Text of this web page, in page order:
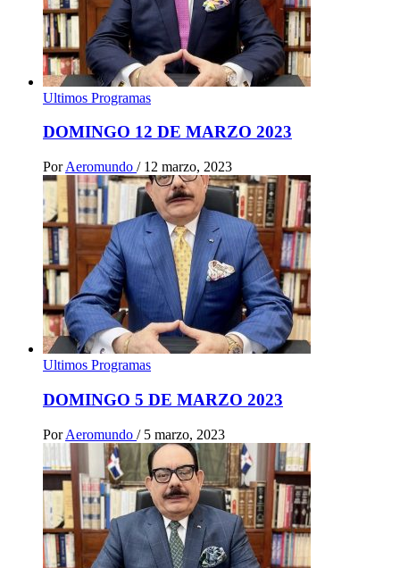
Ultimos Programas
DOMINGO 12 DE MARZO 2023
Por Aeromundo / 12 marzo, 2023
Ultimos Programas
DOMINGO 5 DE MARZO 2023
Por Aeromundo / 5 marzo, 2023